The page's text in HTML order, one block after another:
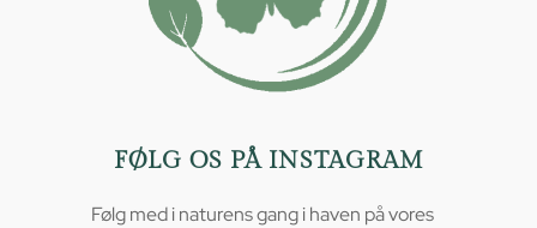
FØLG OS PÅ INSTAGRAM
Følg med i naturens gang i haven på vores